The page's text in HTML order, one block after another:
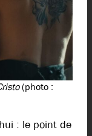
(photo :
: le point de